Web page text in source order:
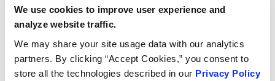
We use cookies to improve user experience and
analyze website traffic.
We may share your site usage data with our analytics
partners. By clicking “Accept Cookies,” you consent to
store all the technologies described in our Privacy Policy
automotiva.